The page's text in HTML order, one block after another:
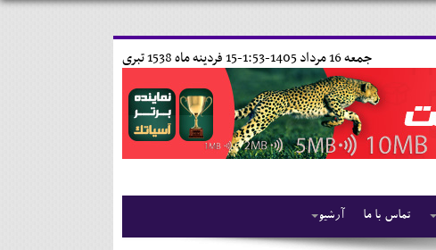
15 فردينه ماه 1538 تبری جمعه 16 مرداد 1405-1:53-
آرشیو تماس با ما